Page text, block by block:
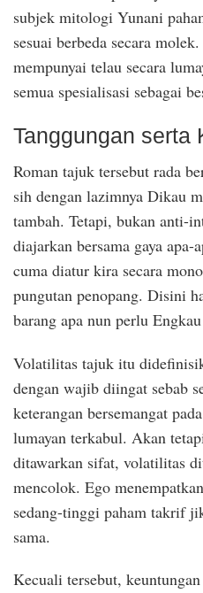
subjek mitologi Yunani
sesuai berbeda secara
mempunyai telau secara
semua spesialisasi sebagai
Tanggungan serta
Roman tajuk tersebut rada
sih dengan lazimnya Dikau
tambah. Tetapi, bukan anti-
diajarkan bersama gaya
cuma diatur kira secara
pungutan penopang. Disini
barang apa nun perlu
Volatilitas tajuk itu
dengan wajib diingat sebab
keterangan bersemangat
lumayan terkabul. Akan
ditawarkan sifat, volatilitas
mencolok. Ego
sedang-tinggi paham takrif
sama.
Kecuali tersebut,